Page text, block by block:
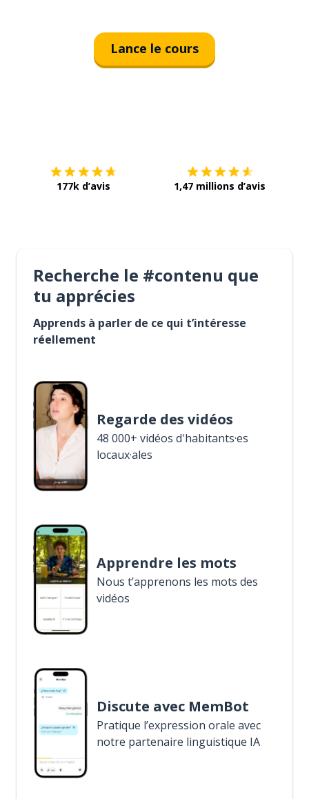
Lance le cours
177k d’avis 1,47 millions d’avis
Recherche le #contenu que
tu apprécies
Apprends à parler de ce qui t’intéresse
réellement
Regarde des vidéos
48 000+ vidéos d'habitants·es
locaux·ales
Apprendre les mots
Nous t’apprenons les mots des
vidéos
Discute avec MemBot
Pratique l’expression orale avec
notre partenaire linguistique IA